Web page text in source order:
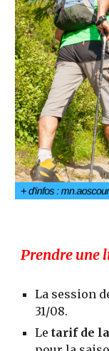
Prendre une
La session
31/08.
Le tarif de